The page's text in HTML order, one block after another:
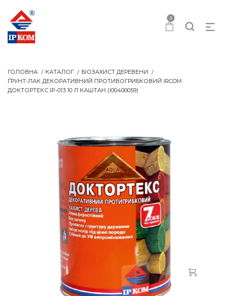
0
ГОЛОВНА КАТАЛОГ
БІОЗАХИСТ ДЕРЕВЕНИ
ҐРУНТ-ЛАК ДЕКОРАТИВНИЙ ПРОТИВОГРИБКОВИЙ IRCOM
ДОКТОРТЕКС IP-013 10 Л КАШТАН (I00400059)